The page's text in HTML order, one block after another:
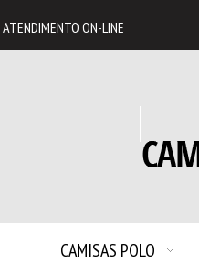
ATENDIMENTO ON-LINE
CAMISAS POLO